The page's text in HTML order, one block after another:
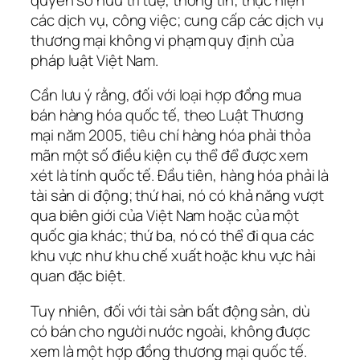
các dịch vụ, công việc; cung cấp các dịch vụ
thương mại không vi phạm quy định của
pháp luật Việt Nam.
Cần lưu ý rằng, đối với loại hợp đồng mua
bán hàng hóa quốc tế, theo Luật Thương
mại năm 2005, tiêu chí hàng hóa phải thỏa
mãn một số điều kiện cụ thể để được xem
xét là tính quốc tế. Đầu tiên, hàng hóa phải là
tài sản di động; thứ hai, nó có khả năng vượt
qua biên giới của Việt Nam hoặc của một
quốc gia khác; thứ ba, nó có thể đi qua các
khu vực như khu chế xuất hoặc khu vực hải
quan đặc biệt.
Tuy nhiên, đối với tài sản bất động sản, dù
có bán cho người nước ngoài, không được
xem là một hợp đồng thương mại quốc tế.